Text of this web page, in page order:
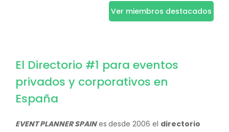
Ver miembros destacados
El Directorio #1 para eventos
privados y corporativos en
España
EVENT PLANNER SPAINes desde 2006 el directorio